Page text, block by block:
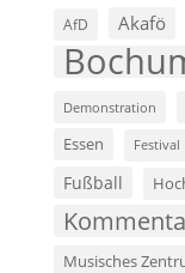
AfD Akafö
Demonstration
Essen Festival
Fußball
Musisches